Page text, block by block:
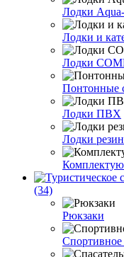
Лодки
Лодки и
Лодки
Понтонные
Лодки ПВХ
Лодки
(34)
Рюкзаки
Спортивное